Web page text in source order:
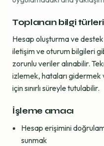
Toplanan bilgi türleri
Hesap oluşturma ve
iletişim ve oturum bilgileri
zorunlu veriler alınabilir.
izlemek, hataları
için sınırlı süreyle tutulabilir.
İşleme amacı
Hesap erişimini
sunmak